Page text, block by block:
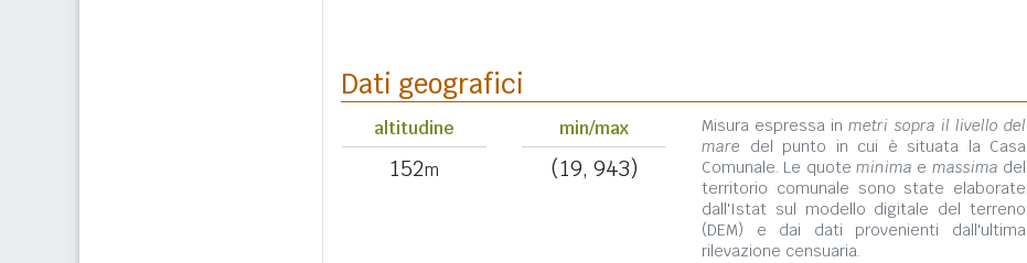
Dati geografici
altitudine
152m
min/max
(19, 943)
Misura espressa inmetri sopra il livello del
mare del punto in cui è situata la Casa
Comunale. Le quote minima e massima del
territorio comunale sono state elaborate
dall'Istat sul modello digitale del terreno
(DEM) e dai dati provenienti dall'ultima
rilevazione censuaria.